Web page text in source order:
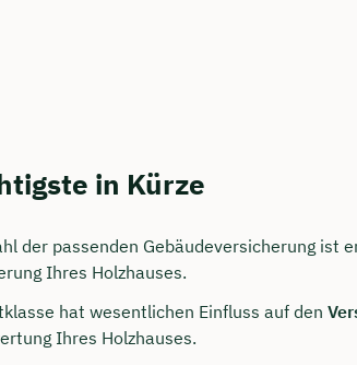
in Kürze
der passenden Gebäudeversicherung ist
Ihres Holzhauses.
hat wesentlichen Einfluss auf den
Ihres Holzhauses.